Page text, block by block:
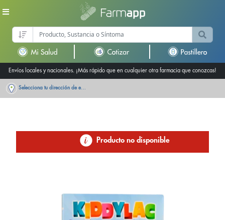
Envíos locales y nacionales. ¡Más rápido que en cualquier otra farmacia que conozcas!
Selecciona tu dirección de entrega
Producto no disponible